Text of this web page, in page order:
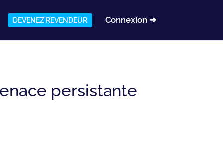
DEVENEZ REVENDEUR Connexion ➜
persistante